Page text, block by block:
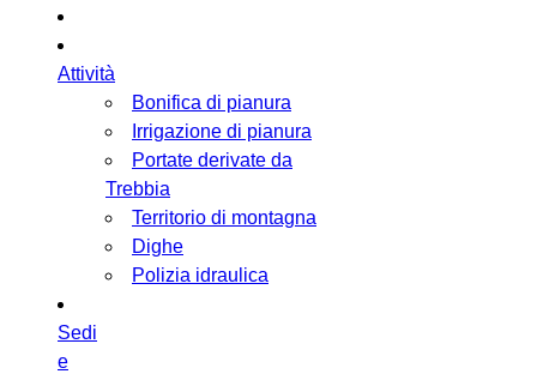
Attività
Bonifica di pianura
Irrigazione di pianura
Portate derivate da
Trebbia
Territorio di montagna
Dighe
Polizia idraulica
Sedi
e